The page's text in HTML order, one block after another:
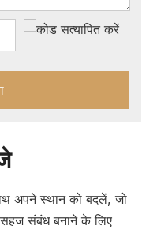
अपने स्थान को बदलें, जो
संबंध बनाने के लिए